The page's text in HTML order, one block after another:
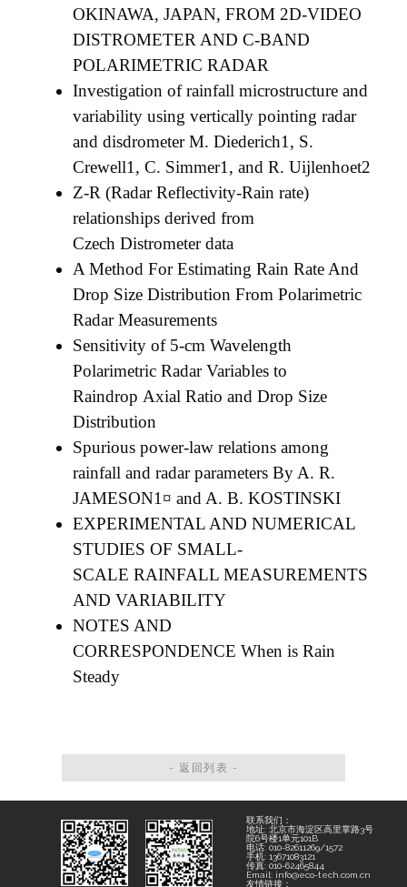
OKINAWA, JAPAN, FROM 2D-VIDEO
DISTROMETER AND C-BAND
POLARIMETRIC RADAR
Investigation of rainfall microstructure and
variability using vertically pointing radar
and disdrometer M. Diederich1 , S.
Crewell1 , C. Simmer1 , and R. Uijlenhoet2
Z-R (Radar Reflectivity-Rain rate)
relationships derived from
Czech Distrometer data
A Method For Estimating Rain Rate And
Drop Size Distribution From Polarimetric
Radar Measurements
Sensitivity of 5-cm Wavelength
Polarimetric Radar Variables to
Raindrop Axial Ratio and Drop Size
Distribution
Spurious power-law relations among
rainfall and radar parameters By A. R.
JAMESON1¤ and A. B. KOSTINSKI
EXPERIMENTAL AND NUMERICAL
STUDIES OF SMALL-
SCALE RAINFALL MEASUREMENTS
AND VARIABILITY
NOTES AND
CORRESPONDENCE When is Rain
Steady
- 返回列表 -
联系我们：
地址: 北京市海淀区高里掌路3号
院6号楼1单元101B
电话: 010-82611269/1572
手机: 13671083121
传真: 010-62465844
Email: info@eco-tech.com.cn
友情链接：